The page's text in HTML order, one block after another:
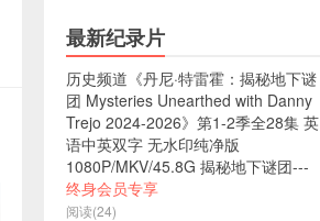
最新纪录片
历史频道《丹尼·特雷霍：揭秘地下谜
团 Mysteries Unearthed with Danny
Trejo 2024-2026》第1-2季全28集 英
语中英双字 无水印纯净版
1080P/MKV/45.8G 揭秘地下谜团---
终身会员专享
阅读(24)